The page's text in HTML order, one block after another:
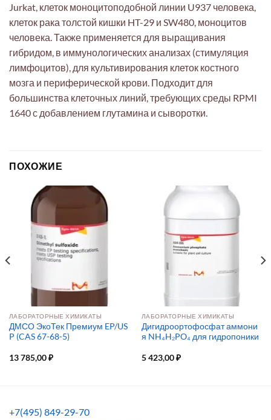
Jurkat, клеток моноцитоподобной линии U937 человека,
клеток рака толстой кишки HT-29 и SW480, моноцитов
человека. Также применяется для выращивания
гибридом, в иммунологических анализах (стимуляция
лимфоцитов), для культивирования клеток костного
мозга и периферической крови. Подходит для
большинства клеточных линий, требующих среды RPMI
1640 с добавлением глутамина и сыворотки.
ПОХОЖИЕ
ЛАБОРАТОРНЫЕ ХИМИКАТЫ
ДМСО ЭкоТек Премиум EP/US
P (CAS 67-68-5)
13 785,00₽
ЛАБОРАТОРНЫЕ ХИМИКАТЫ
Дигидроортофосфат аммони
я NH₄H₂PO₄ для гидропоники
5 423,00₽
+7(495) 849-29-70